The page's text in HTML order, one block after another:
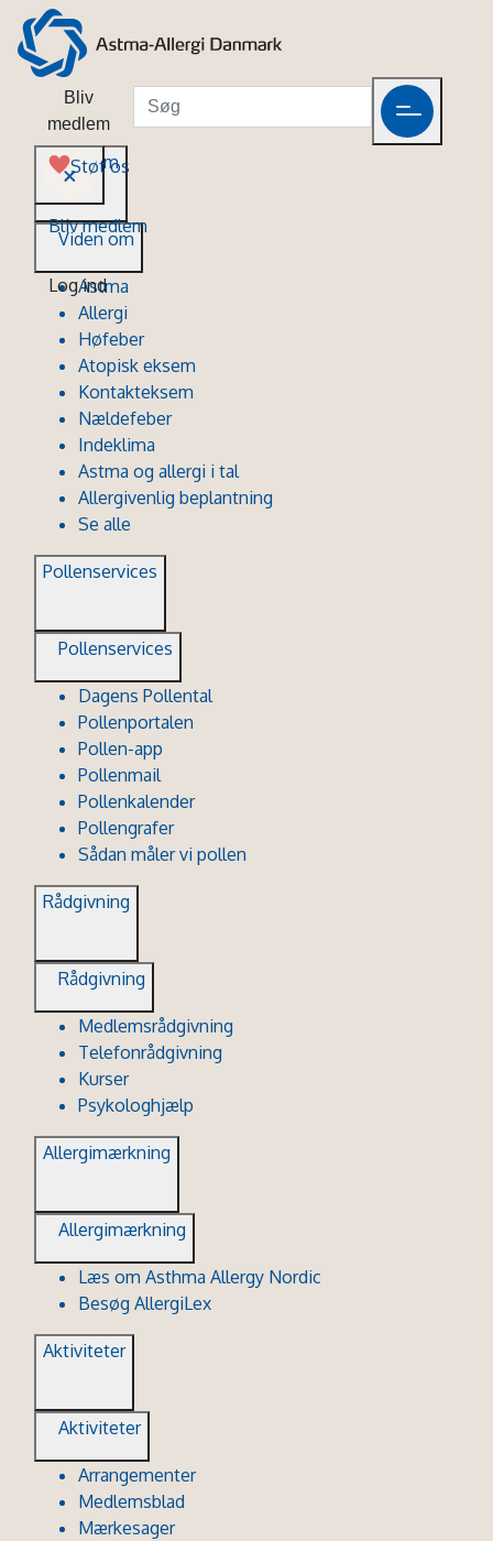
Bliv
medlem
Støt os
Bliv medlem
Log ind
Viden om
Viden om
Astma
Allergi
Høfeber
Atopisk eksem
Kontakteksem
Nældefeber
Indeklima
Astma og allergi i tal
Allergivenlig beplantning
Se alle
Pollenservices
Pollenservices
Dagens Pollental
Pollenportalen
Pollen-app
Pollenmail
Pollenkalender
Pollengrafer
Sådan måler vi pollen
Rådgivning
Rådgivning
Medlemsrådgivning
Telefonrådgivning
Kurser
Psykologhjælp
Allergimærkning
Allergimærkning
Læs om Asthma Allergy Nordic
Besøg AllergiLex
Aktiviteter
Aktiviteter
Arrangementer
Medlemsblad
Mærkesager